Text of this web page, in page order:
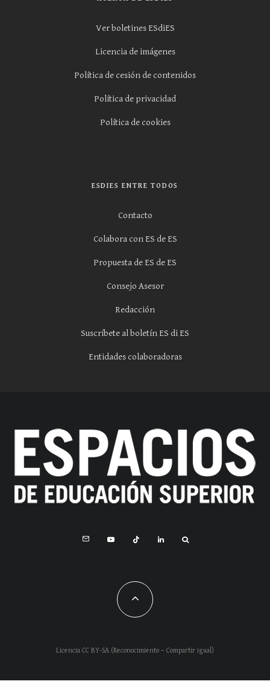
Ver boletines ESdiES
Licencia de imágenes
Política de cesión de contenidos
Política de privacidad
Política de cookies
ESDIES ENTRE TODOS
Contacto
Colabora con ES de ES
Propuesta de ES de ES
Consejo Asesor
Redacción
Suscríbete al boletín ES di ES
Entidades colaboradoras
Licencia CC BY-SA (Reconocimiento – Compartir igual)